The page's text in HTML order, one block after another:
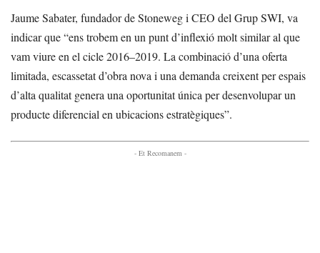
Jaume Sabater, fundador de Stoneweg i CEO del Grup SWI, va
indicar que “ens trobem en un punt d’inflexió molt similar al que
vam viure en el cicle 2016–2019. La combinació d’una oferta
limitada, escassetat d’obra nova i una demanda creixent per espais
d’alta qualitat genera una oportunitat única per desenvolupar un
producte diferencial en ubicacions estratègiques”.
- Et Recomanem -